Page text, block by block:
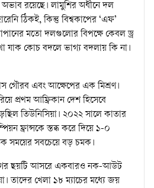
অভাব রয়েছে। লামুশির অধীনে দল
ঠিকই, কিন্তু বিশ্বকাপের ‘এফ’
মতো দলগুলোর বিপক্ষে কেবল ড্র
যাক কোচ বদলে ভাগ্য বদলায় কি না।
গৌরব এবং আক্ষেপের এক মিশ্রণ।
প্রথম আফ্রিকান দেশ হিসেবে
তিউনিসিয়া। ২০২২ সালে কাতার
ফ্রান্সকে স্তব্ধ করে দিয়ে ১-০
সময়ের সবচেয়ে বড় চমক।
ছয়টি আসরে একবারও নক-আউট
তাদের খেলা ১৮ ম্যাচের মধ্যে জয়